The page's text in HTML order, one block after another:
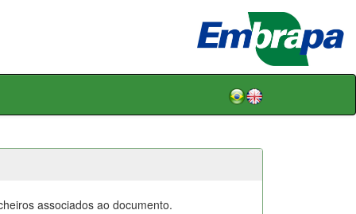
associados ao documento.